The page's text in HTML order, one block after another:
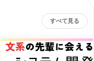
すべて見る